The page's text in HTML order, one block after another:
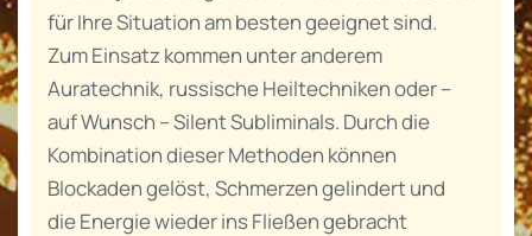
für Ihre Situation am besten geeignet sind.
Zum Einsatz kommen unter anderem
Auratechnik, russische Heiltechniken oder –
auf Wunsch – Silent Subliminals. Durch die
Kombination dieser Methoden können
Blockaden gelöst, Schmerzen gelindert und
die Energie wieder ins Fließen gebracht